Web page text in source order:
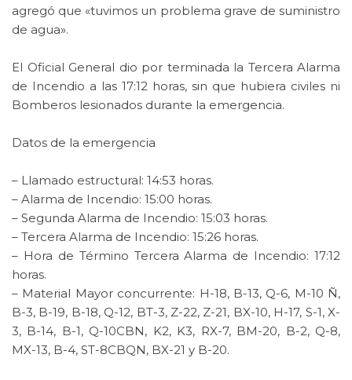
agregó que «tuvimos un problema grave de suministro
de agua».
El Oficial General dio por terminada la Tercera Alarma
de Incendio a las 17:12 horas, sin que hubiera civiles ni
Bomberos lesionados durante la emergencia.
Datos de la emergencia
– Llamado estructural: 14:53 horas.
– Alarma de Incendio: 15:00 horas.
– Segunda Alarma de Incendio: 15:03 horas.
– Tercera Alarma de Incendio: 15:26 horas.
– Hora de Término Tercera Alarma de Incendio: 17:12
horas.
– Material Mayor concurrente: H-18, B-13, Q-6, M-10 Ñ,
B-3, B-19, B-18, Q-12, BT-3, Z-22, Z-21, BX-10, H-17, S-1, X-
3, B-14, B-1, Q-10CBN, K2, K3, RX-7, BM-20, B-2, Q-8,
MX-13, B-4, ST-8CBQN, BX-21 y B-20.